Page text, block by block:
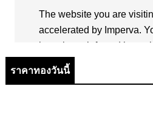
ราคาทองวันนี้